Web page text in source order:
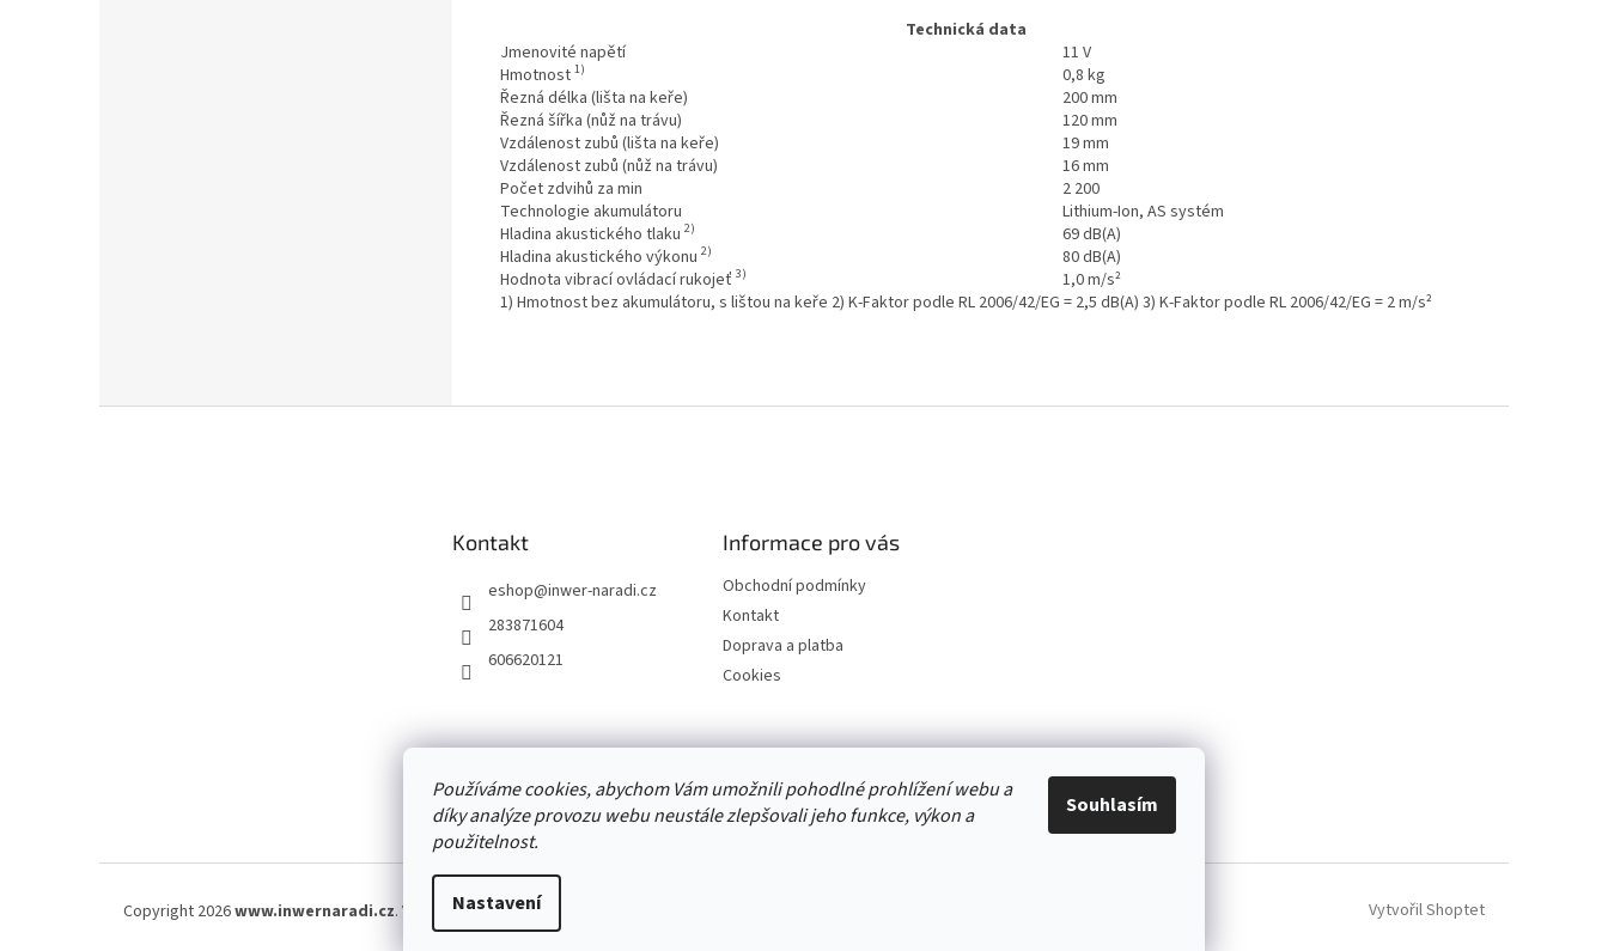
Používáme cookies, abychom Vám umožnili pohodlné prohlížení webu a
díky analýze provozu webu neustále zlepšovali jeho funkce, výkon a
použitelnost.
Nastavení
Souhlasím
Technická data
Jmenovité napětí
11 V
Hmotnost 1)
0,8 kg
Řezná délka (lišta na keře)
200 mm
Řezná šířka (nůž na trávu)
120 mm
Vzdálenost zubů (lišta na keře)
19 mm
Vzdálenost zubů (nůž na trávu)
16 mm
Počet zdvihů za min
2 200
Technologie akumulátoru
Lithium-Ion, AS systém
Hladina akustického tlaku 2)
69 dB(A)
Hladina akustického výkonu 2)
80 dB(A)
Hodnota vibrací ovládací rukojeť 3)
1,0 m/s²
1) Hmotnost bez akumulátoru, s lištou na keře 2) K-Faktor podle RL 2006/42/EG = 2,5 dB(A) 3) K-Faktor podle RL 2006/42/EG = 2 m/s²
Kontakt
eshop@inwer-naradi.cz
283871604
606620121
Informace pro vás
Obchodní podmínky
Kontakt
Doprava a platba
Cookies
Vytvořil Shoptet
Copyright 2026www.inwernaradi.cz. Všechna práva vyhrazena.